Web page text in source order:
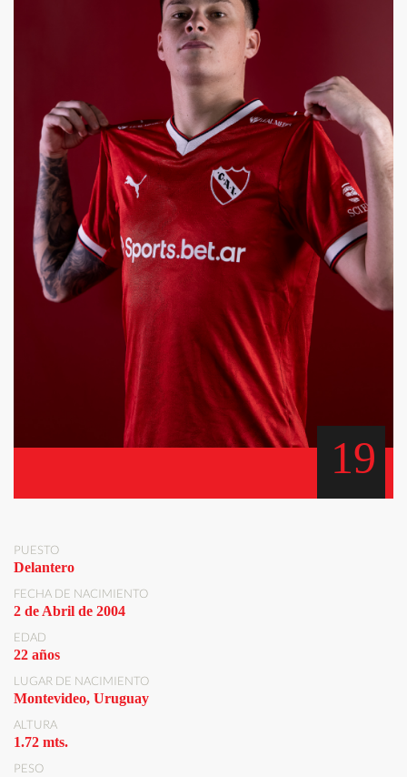
19
PUESTO
Delantero
FECHA DE NACIMIENTO
2 de Abril de 2004
EDAD
22 años
LUGAR DE NACIMIENTO
Montevideo, Uruguay
ALTURA
1.72 mts.
PESO